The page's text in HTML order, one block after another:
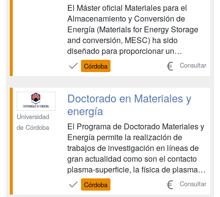
El Máster oficial Materiales para el
Almacenamiento y Conversión de
Energía (Materials for Energy Storage
and conversión, MESC) ha sido
diseñado para proporcionar un
programa de educación de dos años de
duración (120 ECTS) sobre ciencia de
universidades de 3 países europeos
(Francia, Polonia, España) que
alberga...
Córdoba Consultar
Universidad
de Córdoba
Doctorado en Materiales y
energía
El Programa de Doctorado Materiales y
Energía permite la realización de
trabajos de investigación en líneas de
gran actualidad como son el contacto
plasma-superficie, la física de plasmas
de alta frecuencia y los materiales
inorgánicos para sistemas
Córdoba Consultar